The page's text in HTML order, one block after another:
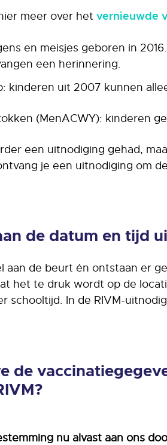
meer over hetvernieuwde
en meisjes geboren in
een herinnering.
kinderen uit 2007 kunnen
(MenACWY): kinderen
een uitnodiging gehad,
je een uitnodiging om
de datum en tijd
aan de beurt én ontstaan er
het te druk wordt op de
schooltijd. In de RIVM-
de
nu alvast aan ons